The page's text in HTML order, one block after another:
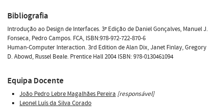
Bibliografia
Introdução ao Design de Interfaces. 3ª Edição de Daniel Gonçalves, Manuel J.
Fonseca, Pedro Campos. FCA, ISBN:978-972-722-870-6
Human-Computer Interaction. 3rd Edition de Alan Dix, Janet Finlay, Gregory
D. Abowd, Russel Beale. Prentice Hall 2004 ISBN: 978-0130461094
Equipa Docente
João Pedro Lebre Magalhães Pereira [responsável]
Leonel Luís da Silva Corado